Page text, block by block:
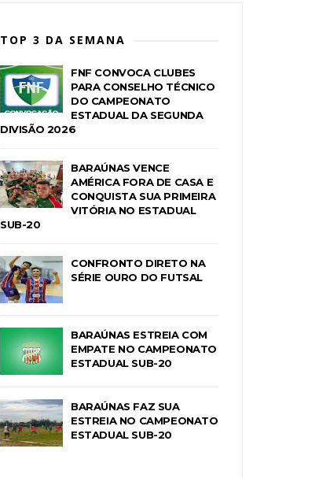
TOP 3 DA SEMANA
FNF CONVOCA CLUBES
PARA CONSELHO TÉCNICO
DO CAMPEONATO
ESTADUAL DA SEGUNDA
DIVISÃO 2026
BARAÚNAS VENCE
AMÉRICA FORA DE CASA E
CONQUISTA SUA PRIMEIRA
VITÓRIA NO ESTADUAL
SUB-20
CONFRONTO DIRETO NA
SÉRIE OURO DO FUTSAL
BARAÚNAS ESTREIA COM
EMPATE NO CAMPEONATO
ESTADUAL SUB-20
BARAÚNAS FAZ SUA
ESTREIA NO CAMPEONATO
ESTADUAL SUB-20